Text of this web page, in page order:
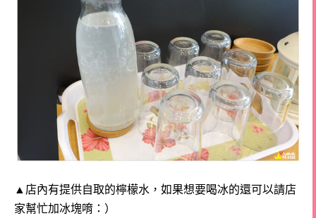
▲店內有提供自取的檸檬水，如果想要喝冰的還可以請店
家幫忙加冰塊唷：）